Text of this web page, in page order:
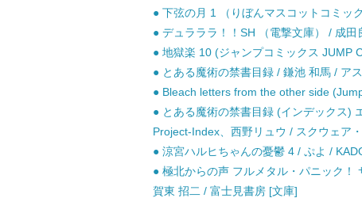
● 下弦の月 1 （りぼんマスコットコミッ
● デュラララ！！SH （電撃文庫） / 成田
● 地獄楽 10 (ジャンプコミックス JUMP
● とある魔術の禁書目録 / 鎌池 和馬 / ア
● Bleach letters from the other side
● とある魔術の禁書目録 (インデックス)
Project-Index、西野リュウ / スクウェア
● 涼宮ハルヒちゃんの憂鬱 4 / ぷよ /
● 極北からの声 フルメタル・パニック
賀東 招二 / 富士見書房 [文庫]